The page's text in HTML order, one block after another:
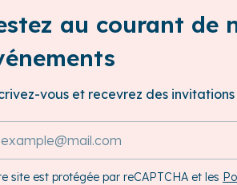
au courant de
vous et recevrez des
e-mail
site est protégée par reCAPTCHA et les